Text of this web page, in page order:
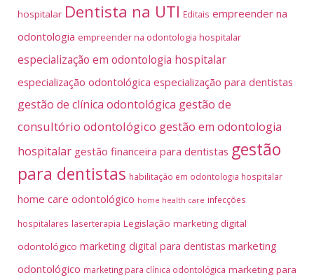
hospitalar Dentista na UTI Editais empreender na
odontologia empreender na odontologia hospitalar
especialização em odontologia hospitalar
especialização odontológica especialização para dentistas
gestão de clínica odontológica gestão de
consultório odontológico gestão em odontologia
hospitalar gestão financeira para dentistas gestão
para dentistas habilitação em odontologia hospitalar
home care odontológico home health care infecções
hospitalares laserterapia Legislação marketing digital
odontológico marketing digital para dentistas marketing
odontológico marketing para clínica odontológica marketing para